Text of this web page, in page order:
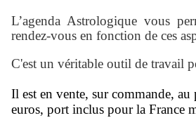
L’agenda Astrologique vous
rendez-vous en fonction de ces
C'est un véritable outil de travail
Il est en vente, sur commande,
euros, port inclus pour la France